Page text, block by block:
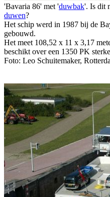
'Bavaria 86' met 'duwbak'. Is dit
duwen?
Het schip werd in 1987 bij de
gebouwd.
Het meet 108,52 x 11 x 3,17
beschikt over een 1350 PK
Foto: Leo Schuitemaker,